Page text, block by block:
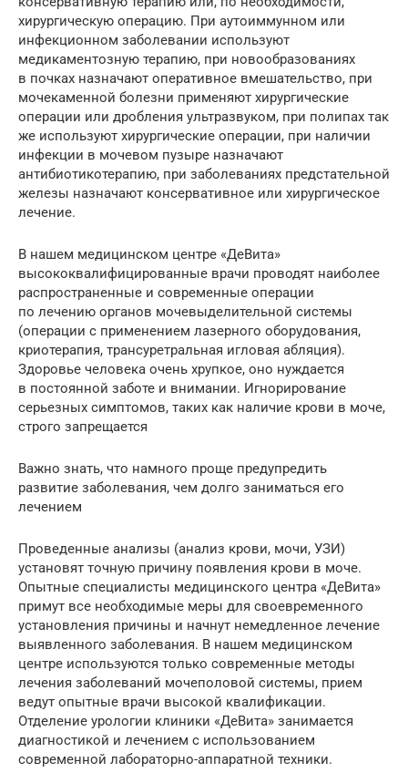
хирургическую операцию. При аутоиммунном или
инфекционном заболевании используют
медикаментозную терапию, при новообразованиях
в почках назначают оперативное вмешательство, при
мочекаменной болезни применяют хирургические
операции или дробления ультразвуком, при полипах так
же используют хирургические операции, при наличии
инфекции в мочевом пузыре назначают
антибиотикотерапию, при заболеваниях предстательной
железы назначают консервативное или хирургическое
лечение.
В нашем медицинском центре «ДеВита»
высококвалифицированные врачи проводят наиболее
распространенные и современные операции
по лечению органов мочевыделительной системы
(операции с применением лазерного оборудования,
криотерапия, трансуретральная игловая абляция).
Здоровье человека очень хрупкое, оно нуждается
в постоянной заботе и внимании. Игнорирование
серьезных симптомов, таких как наличие крови в моче,
строго запрещается
Важно знать, что намного проще предупредить
развитие заболевания, чем долго заниматься его
лечением
Проведенные анализы (анализ крови, мочи, УЗИ)
установят точную причину появления крови в моче.
Опытные специалисты медицинского центра «ДеВита»
примут все необходимые меры для своевременного
установления причины и начнут немедленное лечение
выявленного заболевания. В нашем медицинском
центре используются только современные методы
лечения заболеваний мочеполовой системы, прием
ведут опытные врачи высокой квалификации.
Отделение урологии клиники «ДеВита» занимается
диагностикой и лечением с использованием
современной лабораторно-аппаратной техники.